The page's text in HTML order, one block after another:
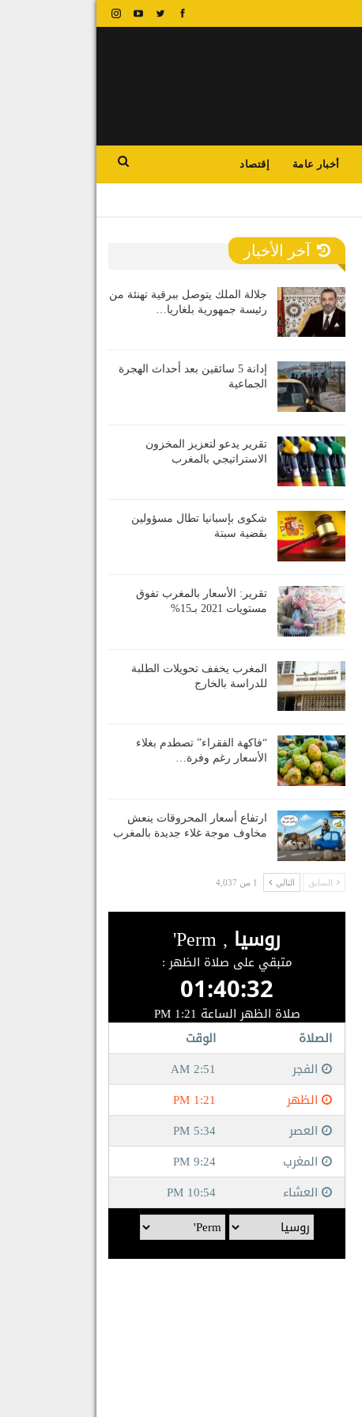
أخبار عامة إقتصاد
آخر الأخبار
جلالة الملك يتوصل ببرقية تهنئة من
رئيسة جمهورية بلغاريا…
إدانة 5 سائقين بعد أحداث الهجرة
الجماعية
تقرير يدعو لتعزيز المخزون
الاستراتيجي بالمغرب
شكوى بإسبانيا تطال مسؤولين
بقضية سبتة
تقرير: الأسعار بالمغرب تفوق
مستويات 2021 بـ15%
المغرب يخفف تحويلات الطلبة
للدراسة بالخارج
“فاكهة الفقراء” تصطدم بغلاء
الأسعار رغم وفرة…
ارتفاع أسعار المحروقات ينعش
مخاوف موجة غلاء جديدة بالمغرب
السابق التالي 1 من 4,037